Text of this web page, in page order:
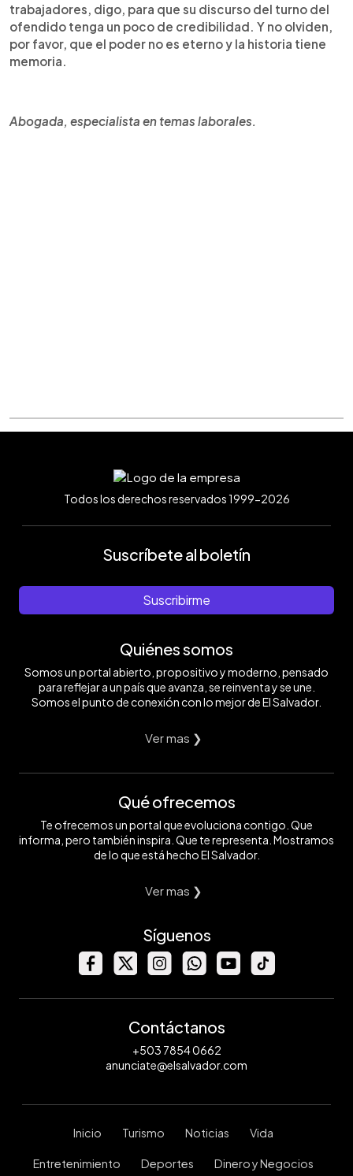
trabajadores, digo, para que su discurso del turno del
ofendido tenga un poco de credibilidad. Y no olviden,
por favor, que el poder no es eterno y la historia tiene
memoria.
Abogada, especialista en temas laborales.
Todos los derechos reservados 1999-2026
Suscríbete al boletín
Suscribirme
Quiénes somos
Somos un portal abierto, propositivo y moderno, pensado
para reflejar a un país que avanza, se reinventa y se une.
Somos el punto de conexión con lo mejor de El Salvador.
Ver mas ❯
Qué ofrecemos
Te ofrecemos un portal que evoluciona contigo. Que
informa, pero también inspira. Que te representa. Mostramos
de lo que está hecho El Salvador.
Ver mas ❯
Síguenos
Contáctanos
+503 7854 0662
anunciate@elsalvador.com
Inicio Turismo Noticias Vida
Entretenimiento Deportes Dinero y Negocios